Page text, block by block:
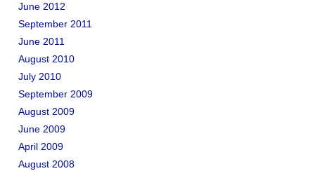
June 2012
September 2011
June 2011
August 2010
July 2010
September 2009
August 2009
June 2009
April 2009
August 2008